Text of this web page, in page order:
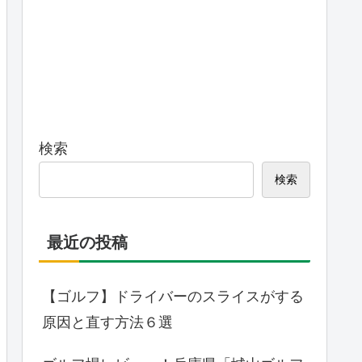
検索
検索
最近の投稿
【ゴルフ】ドライバーのスライスがする
原因と直す方法６選